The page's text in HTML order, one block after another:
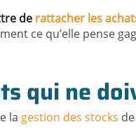
de rattacher les
ce qu’elle pense
qui ne
la gestion des stocks